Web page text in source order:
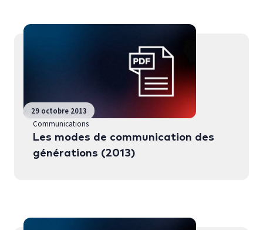
29 octobre 2013
Communications
Les modes de communication des
générations (2013)